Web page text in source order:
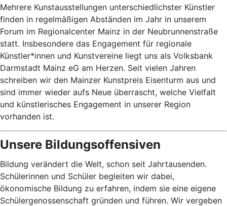
Mehrere Kunstausstellungen unterschiedlichster Künstler
finden in regelmäßigen Abständen im Jahr in unserem
Forum im Regionalcenter Mainz in der Neubrunnenstraße
statt. Insbesondere das Engagement für regionale
Künstler*innen und Kunstvereine liegt uns als Volksbank
Darmstadt Mainz eG am Herzen. Seit vielen Jahren
schreiben wir den Mainzer Kunstpreis Eisenturm aus und
sind immer wieder aufs Neue überrascht, welche Vielfalt
und künstlerisches Engagement in unserer Region
vorhanden ist.
Unsere Bildungsoffensiven
Bildung verändert die Welt, schon seit Jahrtausenden.
Schülerinnen und Schüler begleiten wir dabei,
ökonomische Bildung zu erfahren, indem sie eine eigene
Schülergenossenschaft gründen und führen. Wir vergeben